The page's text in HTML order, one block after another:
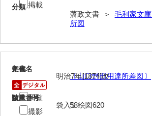
14廟墓図
15学校・学事図
17雑図
分類
藩政文書 ＞ 毛利家文庫
所図
掲載
7
文書名
〔山口野田用達所差図〕
請求番号
58絵図620
年代
明治7年[1874]改
数量
袋入1
閲覧
撮影